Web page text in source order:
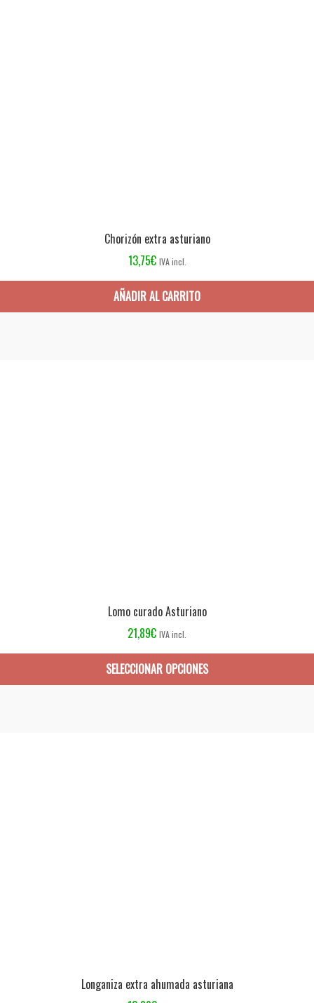
Chorizón extra asturiano
13,75€ IVA incl.
AÑADIR AL CARRITO
Lomo curado Asturiano
21,89€ IVA incl.
SELECCIONAR OPCIONES
Longaniza extra ahumada asturiana